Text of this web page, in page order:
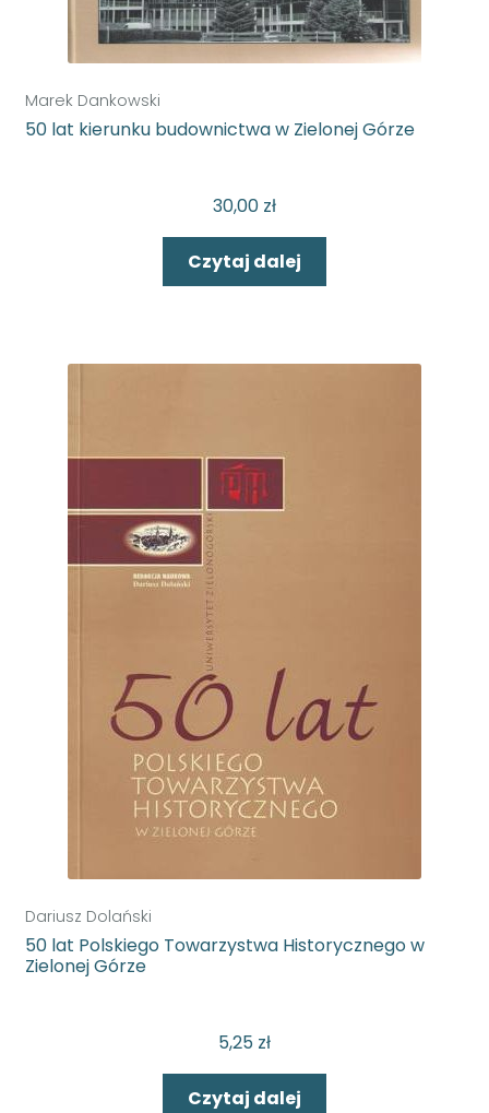
Marek Dankowski
50 lat kierunku budownictwa w Zielonej Górze
30,00 zł
Czytaj dalej
Dariusz Dolański
50 lat Polskiego Towarzystwa Historycznego w
Zielonej Górze
5,25 zł
Czytaj dalej